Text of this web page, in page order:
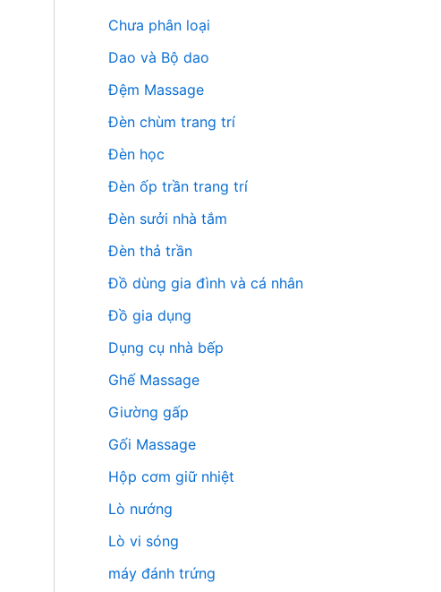
Chưa phân loại
Dao và Bộ dao
Đệm Massage
Đèn chùm trang trí
Đèn học
Đèn ốp trần trang trí
Đèn sưởi nhà tắm
Đèn thả trần
Đồ dùng gia đình và cá nhân
Đồ gia dụng
Dụng cụ nhà bếp
Ghế Massage
Giường gấp
Gối Massage
Hộp cơm giữ nhiệt
Lò nướng
Lò vi sóng
máy đánh trứng